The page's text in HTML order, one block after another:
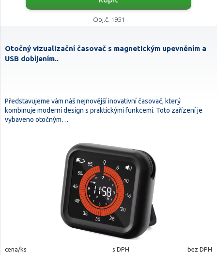
Obj.č. 1951
Otočný vizualizační časovač s magnetickým upevněním a
USB dobíjením..
Představujeme vám náš nejnovější inovativní časovač, který
kombinuje moderní design s praktickými funkcemi. Toto zařízení je
vybaveno otočným…
cena/ks s DPH bez DPH